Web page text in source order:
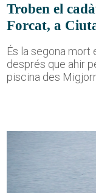
Troben el
Forcat, a
És la segona mort
després que ahir
piscina des